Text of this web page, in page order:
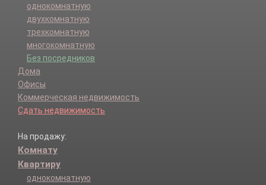
однокомнатную
двухкомнатную
трехкомнатную
многокомнатную
Без посредников
Дома
Офисы
Коммерческая недвижимость
Сдать недвижимость
На продажу:
Комнату
Квартиру
однокомнатную